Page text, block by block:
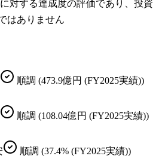
対する達成度の評価であり、投資
はありません
順調 (473.9億円 (FY2025実績))
順調 (108.04億円 (FY2025実績))
順調 (37.4% (FY2025実績))